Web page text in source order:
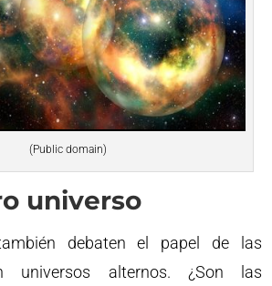
(Public domain)
universo
debaten el papel de las
universos alternos. ¿Son las